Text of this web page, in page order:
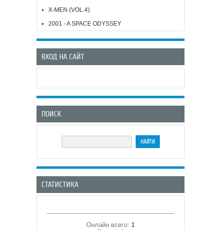
X-MEN (VOL.4)
2001 - A SPACE ODYSSEY
ВХОД НА САЙТ
ПОИСК
СТАТИСТИКА
Онлайн всего: 1